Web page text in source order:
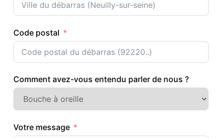
Code postal
Comment avez-vous entendu parler de nous ?
Votre message